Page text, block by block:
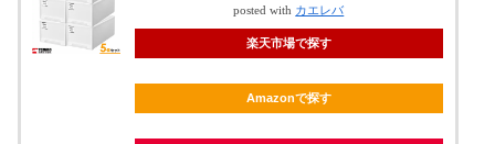
posted with カエレバ
楽天市場で探す
Amazonで探す